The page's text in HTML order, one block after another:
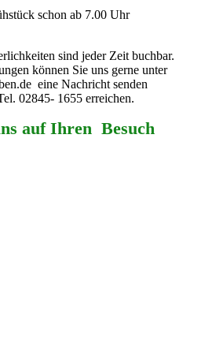
schon ab 7.00 Uhr
sind jeder Zeit buchbar.
können Sie uns gerne unter
eine Nachricht senden
02845- 1655 erreichen.
auf Ihren Besuch